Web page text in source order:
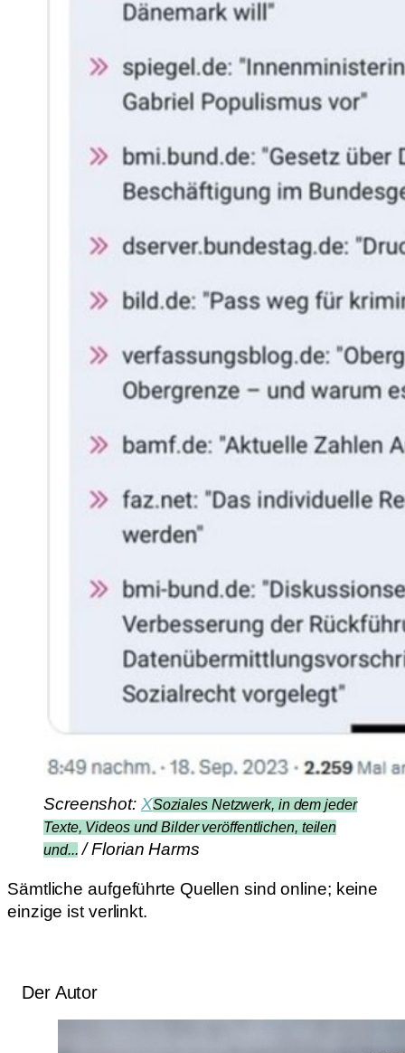
Screenshot: XSoziales Netzwerk, in dem jeder
Texte, Videos und Bilder veröffentlichen, teilen
und... / Florian Harms
Sämtliche aufgeführte Quellen sind online; keine
einzige ist verlinkt.
Der Autor